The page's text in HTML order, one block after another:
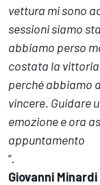
vettura mi sono
sessioni siamo
abbiamo perso
costata la
perché abbiamo
vincere. Guidare
emozione e ora
appuntamento
”.
Giovanni